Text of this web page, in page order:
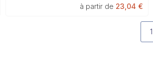
à partir de 23,04 €
1